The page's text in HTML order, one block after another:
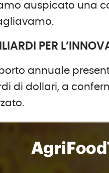
auspicato una
PER
annuale
di dollari, a